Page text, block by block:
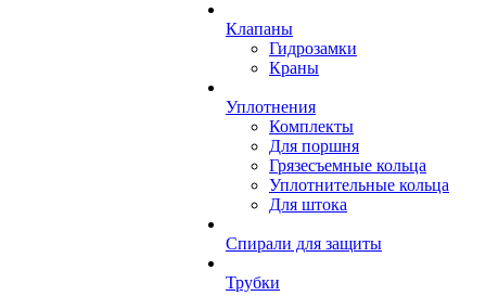
Клапаны
Гидрозамки
Краны
Уплотнения
Комплекты
Для поршня
Грязесъемные кольца
Уплотнительные кольца
Для штока
Спирали для защиты
Трубки